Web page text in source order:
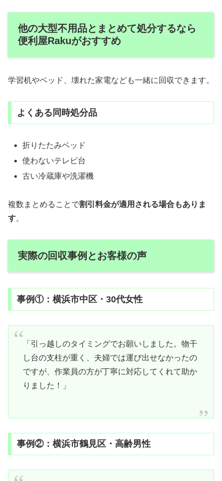
他の大型不用品とまとめて処分するなら
便利屋Rakuがおすすめ
学習机やベッド、壊れた家電なども一緒に回収できます。
よくある同時処分品
折りたたみベッド
使わないテレビ台
古い冷蔵庫や洗濯機
複数まとめることで割引料金が適用される場合もありま
す。
実際の回収事例とお客様の声
事例①：横浜市中区・30代女性
「引っ越しのタイミングでお願いしました。物干
し台の支柱が重く、夫婦では運び出せなかったの
ですが、作業員の方が丁寧に対応してくれて助か
りました！」
事例②：横浜市鶴見区・高齢男性